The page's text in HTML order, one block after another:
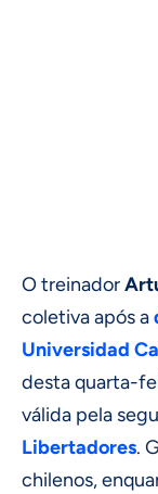
O treinador
coletiva após a
Universidad
desta quarta-
válida pela
Libertadores.
chilenos,